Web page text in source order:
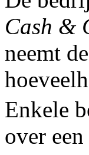
Cash &
neemt
Enkele
over